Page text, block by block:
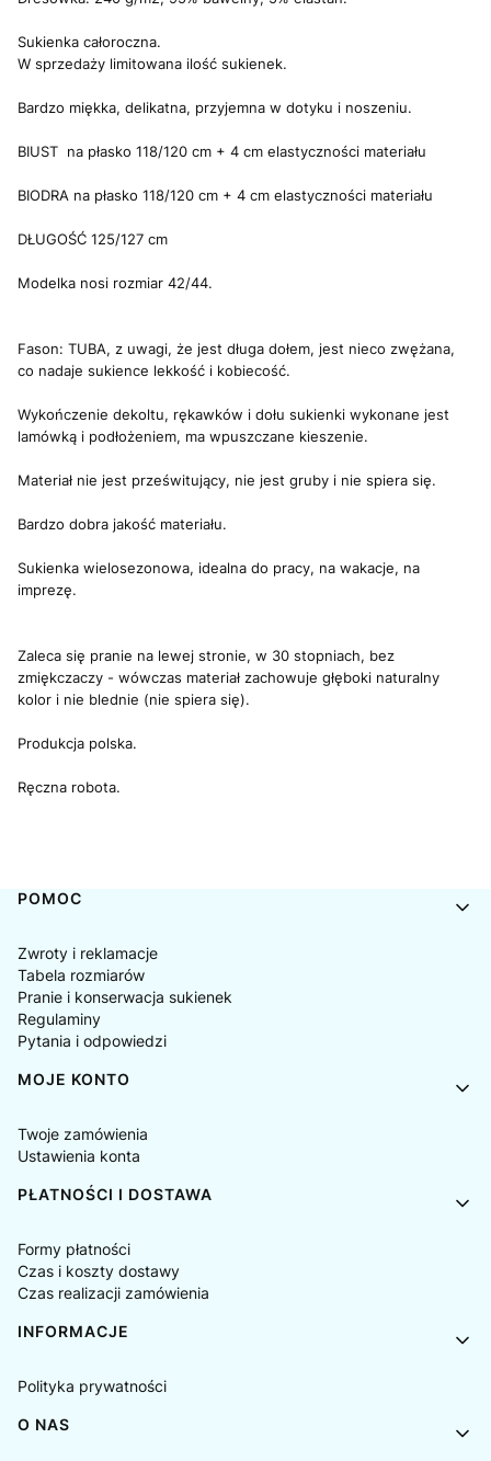
Sukienka całoroczna.
W sprzedaży limitowana ilość sukienek.
Bardzo miękka, delikatna, przyjemna w dotyku i noszeniu.
BIUST na płasko 118/120 cm + 4 cm elastyczności materiału
BIODRA na płasko 118/120 cm + 4 cm elastyczności materiału
DŁUGOŚĆ 125/127 cm
Modelka nosi rozmiar 42/44.
Fason: TUBA, z uwagi, że jest długa dołem, jest nieco zwężana,
co nadaje sukience lekkość i kobiecość.
Wykończenie dekoltu, rękawków i dołu sukienki wykonane jest
lamówką i podłożeniem, ma wpuszczane kieszenie.
Materiał nie jest prześwitujący, nie jest gruby i nie spiera się.
Bardzo dobra jakość materiału.
Sukienka wielosezonowa, idealna do pracy, na wakacje, na
imprezę.
Zaleca się pranie na lewej stronie, w 30 stopniach, bez
zmiękczaczy - wówczas materiał zachowuje głęboki naturalny
kolor i nie blednie (nie spiera się).
Produkcja polska.
Ręczna robota.
Linki w stopce
POMOC
Zwroty i reklamacje
Tabela rozmiarów
Pranie i konserwacja sukienek
Regulaminy
Pytania i odpowiedzi
MOJE KONTO
Twoje zamówienia
Ustawienia konta
PŁATNOŚCI I DOSTAWA
Formy płatności
Czas i koszty dostawy
Czas realizacji zamówienia
INFORMACJE
Polityka prywatności
O NAS